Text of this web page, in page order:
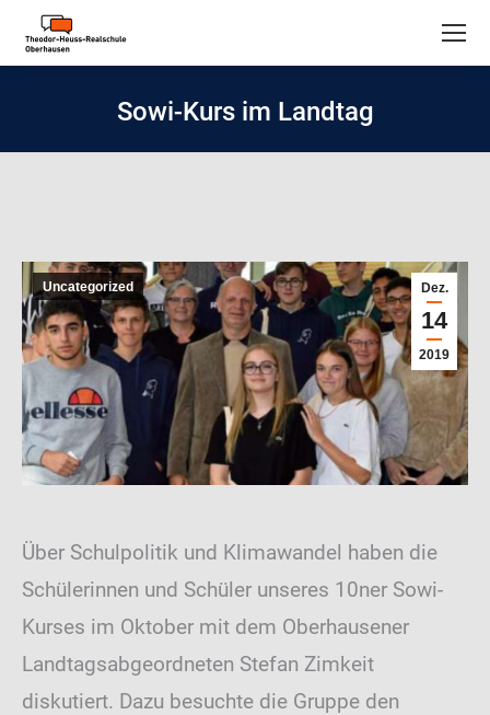
Sowi-Kurs im Landtag
Dez.
14
2019
Uncategorized
Über Schulpolitik und Klimawandel haben die
Schülerinnen und Schüler unseres 10ner Sowi-
Kurses im Oktober mit dem Oberhausener
Landtagsabgeordneten Stefan Zimkeit
diskutiert. Dazu besuchte die Gruppe den